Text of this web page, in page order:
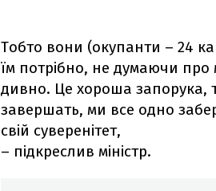
Тобто вони (окупанти – 24
їм потрібно, не думаючи
дивно. Це хороша запорука,
завершать, ми все одно
свій суверенітет,
– підкреслив міністр.